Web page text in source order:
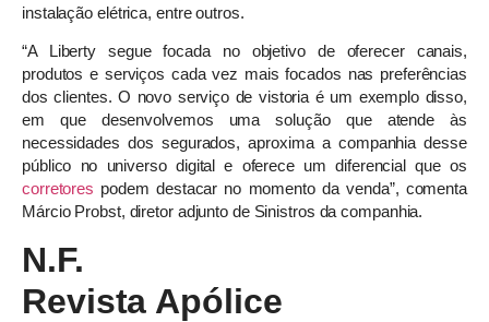
instalação elétrica, entre outros.
“A Liberty segue focada no objetivo de oferecer canais,
produtos e serviços cada vez mais focados nas preferências
dos clientes. O novo serviço de vistoria é um exemplo disso,
em que desenvolvemos uma solução que atende às
necessidades dos segurados, aproxima a companhia desse
público no universo digital e oferece um diferencial que os
corretores podem destacar no momento da venda”, comenta
Márcio Probst, diretor adjunto de Sinistros da companhia.
N.F.
Revista Apólice